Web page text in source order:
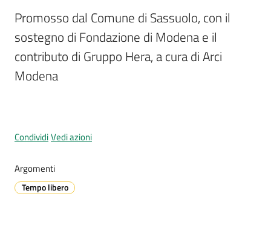
Vivere
Sassuolo
Menu selezionato
l
l
r
t
Promosso dal Comune di Sassuolo, con il
sostegno di Fondazione di Modena e il
contributo di Gruppo Hera, a cura di Arci
Modena
CondividiVedi azioni
Argomenti
Tempo libero